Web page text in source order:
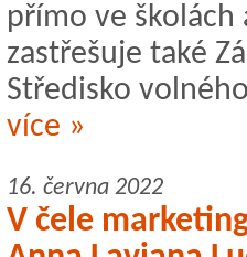
přímo ve školách
zastřešuje také
Středisko
více »
16. června 2022
V čele